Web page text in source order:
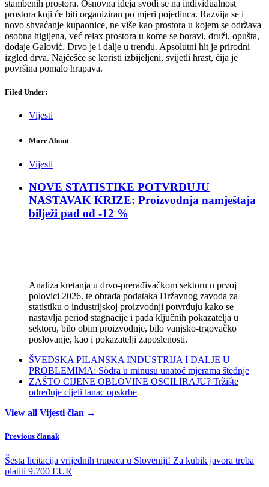
stambenih prostora. Osnovna ideja svodi se na individualnost
prostora koji će biti organiziran po mjeri pojedinca. Razvija se i
novo shvaćanje kupaonice, ne više kao prostora u kojem se održava
osobna higijena, već relax prostora u kome se boravi, druži, opušta,
dodaje Galović. Drvo je i dalje u trendu. Apsolutni hit je prirodni
izgled drva. Najčešće se koristi izbijeljeni, svijetli hrast, čija je
površina pomalo hrapava.
Filed Under:
Vijesti
More About
Vijesti
NOVE STATISTIKE POTVRĐUJU
NASTAVAK KRIZE: Proizvodnja namještaja
bilježi pad od -12 %
Analiza kretanja u drvo-prerađivačkom sektoru u prvoj
polovici 2026. te obrada podataka Državnog zavoda za
statistiku o industrijskoj proizvodnji potvrđuju kako se
nastavlja period stagnacije i pada ključnih pokazatelja u
sektoru, bilo obim proizvodnje, bilo vanjsko-trgovačko
poslovanje, kao i pokazatelji zaposlenosti.
ŠVEDSKA PILANSKA INDUSTRIJA I DALJE U
PROBLEMIMA: Södra u minusu unatoč mjerama štednje
ZAŠTO CIJENE OBLOVINE OSCILIRAJU? Tržište
određuje cijeli lanac opskrbe
View all Vijesti član →
Previous članak
Šesta licitacija vrijednih trupaca u Sloveniji! Za kubik javora treba
platiti 9.700 EUR